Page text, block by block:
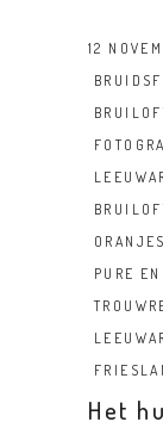
12
PURE
Het